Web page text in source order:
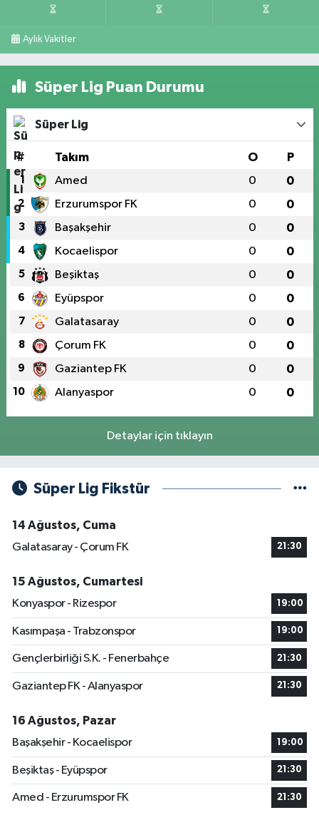
Aylık Vakitler
Süper Lig Puan Durumu
Süper Lig
# Takım O P
1 Amed 0 0
2 Erzurumspor FK 0 0
3 Başakşehir 0 0
4 Kocaelispor 0 0
5 Beşiktaş 0 0
6 Eyüpspor 0 0
7 Galatasaray 0 0
8 Çorum FK 0 0
9 Gaziantep FK 0 0
10 Alanyaspor 0 0
Detaylar için tıklayın
Süper Lig Fikstür
14 Ağustos, Cuma
Galatasaray - Çorum FK
21:30
15 Ağustos, Cumartesi
Konyaspor - Rizespor
19:00
Kasımpaşa - Trabzonspor 19:00
Gençlerbirliği S.K. - Fenerbahçe 21:30
Gaziantep FK - Alanyaspor 21:30
16 Ağustos, Pazar
Başakşehir - Kocaelispor
19:00
Beşiktaş - Eyüpspor 21:30
Amed - Erzurumspor FK 21:30